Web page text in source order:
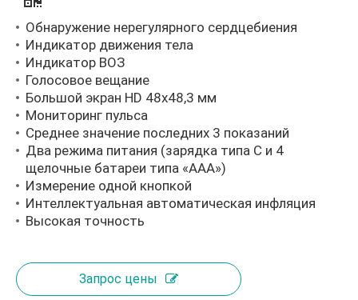
Обнаружение нерегулярного сердцебиения
Индикатор движения тела
Индикатор ВОЗ
Голосовое вещание
Большой экран HD 48x48,3 мм
Мониторинг пульса
Среднее значение последних 3 показаний
Два режима питания (зарядка типа C и 4
щелочные батареи типа «ААА»)
Измерение одной кнопкой
Интеллектуальная автоматическая инфляция
Высокая точность
Запрос цены